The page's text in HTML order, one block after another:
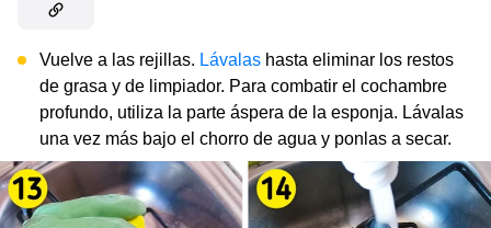
Vuelve a las rejillas. Lávalas hasta eliminar los restos
de grasa y de limpiador. Para combatir el cochambre
profundo, utiliza la parte áspera de la esponja. Lávalas
una vez más bajo el chorro de agua y ponlas a secar.